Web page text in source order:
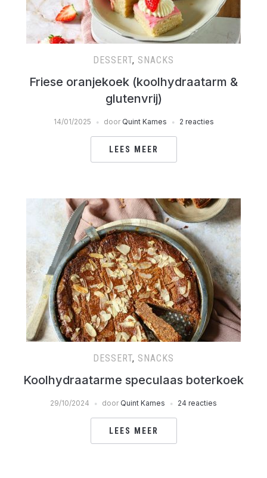
DESSERT, SNACKS
Friese oranjekoek (koolhydraatarm &
glutenvrij)
14/01/2025 door Quint Kames 2 reacties
LEES MEER
DESSERT, SNACKS
Koolhydraatarme speculaas boterkoek
29/10/2024 door Quint Kames 24 reacties
LEES MEER